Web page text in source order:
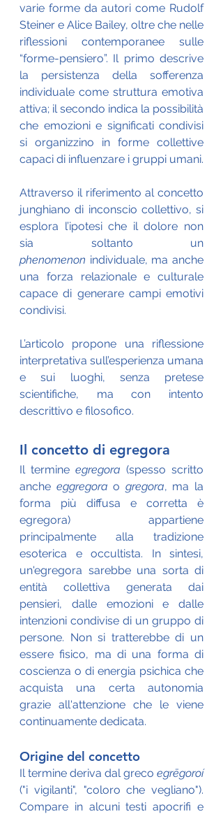
varie forme da autori come Rudolf
Steiner e Alice Bailey, oltre che nelle
riflessioni contemporanee sulle
“forme-pensiero”. Il primo descrive
la persistenza della sofferenza
individuale come struttura emotiva
attiva; il secondo indica la possibilità
che emozioni e significati condivisi
si organizzino in forme collettive
capaci di influenzare i gruppi umani.
Attraverso il riferimento al concetto
junghiano di inconscio collettivo, si
esplora l’ipotesi che il dolore non
phenomenon individuale, ma anche
una forza relazionale e culturale
capace di generare campi emotivi
condivisi.
L’articolo propone una riflessione
interpretativa sull’esperienza umana
e sui luoghi, senza pretese
scientifiche, ma con intento
descrittivo e filosofico.
Il concetto di egregora
Il termine egregora (spesso scritto
anche eggregora o gregora, ma la
forma più diffusa e corretta è
egregora) appartiene
principalmente alla tradizione
esoterica e occultista. In sintesi,
un'egregora sarebbe una sorta di
entità collettiva generata dai
pensieri, dalle emozioni e dalle
intenzioni condivise di un gruppo di
persone. Non si tratterebbe di un
essere fisico, ma di una forma di
coscienza o di energia psichica che
acquista una certa autonomia
grazie all'attenzione che le viene
continuamente dedicata.
Origine del concetto
Il termine deriva dal greco egrēgoroí
("i vigilanti", "coloro che vegliano").
Compare in alcuni testi apocrifi e